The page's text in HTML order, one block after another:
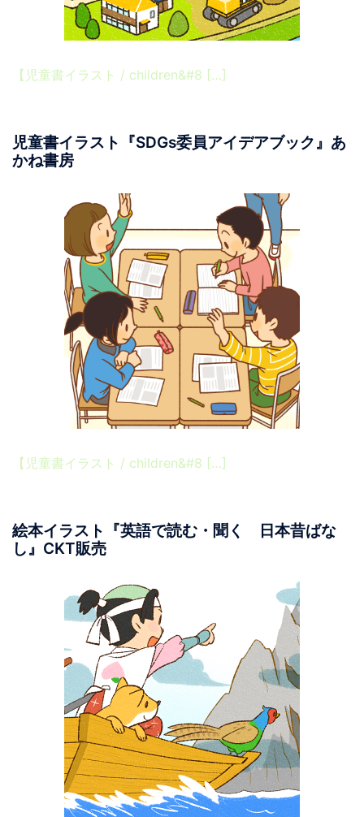
【児童書イラスト / children&#8 […]
児童書イラスト『SDGs委員アイデアブック』あ
かね書房
【児童書イラスト / children&#8 […]
絵本イラスト『英語で読む・聞く 日本昔ばな
し』CKT販売